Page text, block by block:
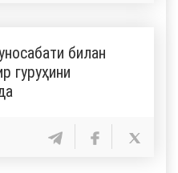
билан
гуруҳини